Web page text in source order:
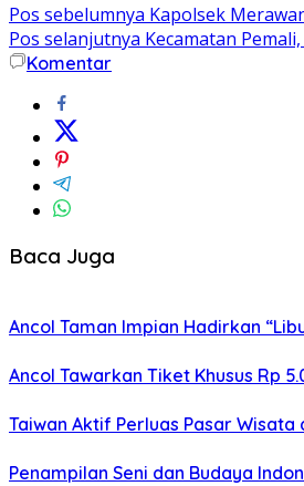
Pos sebelumnya Kapolsek
Pos selanjutnya Kecamatan
Komentar
Baca Juga
Ancol Taman Impian Hadirkan
Ancol Tawarkan Tiket Khusus Rp
Taiwan Aktif Perluas Pasar Wisata
Penampilan Seni dan Budaya